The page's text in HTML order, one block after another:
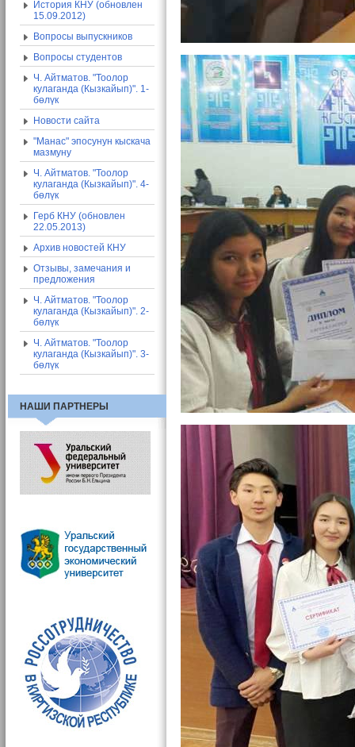
История КНУ (обновлен
15.09.2012)
Вопросы выпускников
Вопросы студентов
Ч. Айтматов. "Тоолор
кулаганда (Кызкайып)". 1-
бөлүк
Новости сайта
"Манас" эпосунун кыскача
мазмуну
Ч. Айтматов. "Тоолор
кулаганда (Кызкайып)". 4-
бөлүк
Герб КНУ (обновлен
22.05.2013)
Архив новостей КНУ
Отзывы, замечания и
предложения
Ч. Айтматов. "Тоолор
кулаганда (Кызкайып)". 2-
бөлүк
Ч. Айтматов. "Тоолор
кулаганда (Кызкайып)". 3-
бөлүк
НАШИ ПАРТНЕРЫ